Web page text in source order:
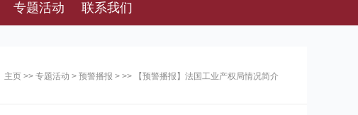
专题活动 联系我们
主页 >> 专题活动 > 预警播报 > >> 【预警播报】法国工业产权局情况简介